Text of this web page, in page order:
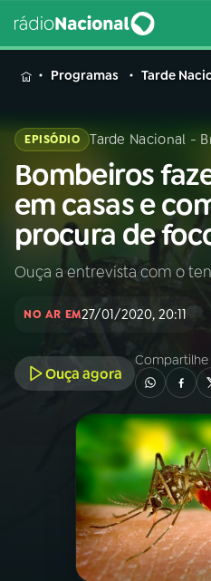
MENU
Buscar
na
Rádio
Nacional
AO
INÍCIO
02A RÁDIO
PROGRAMAÇÃO
PROGRAMAS
PODCASTS
Programas Tarde
EPISÓDIO Tarde Nacional -
Bombeiros
em casas e
procura de
Ouça a entrevista com o
NO AR EM27/01/2020, 20:11
Ouça agora
Compartilhe